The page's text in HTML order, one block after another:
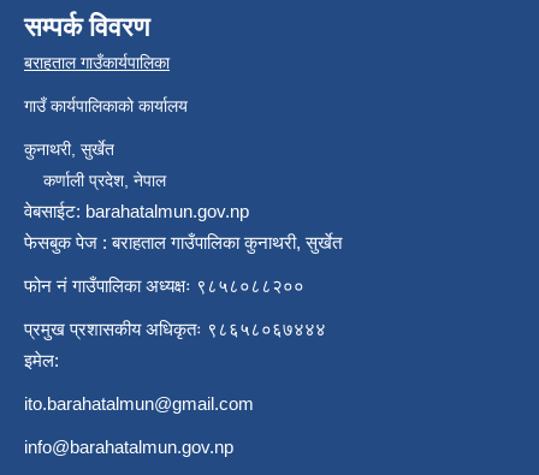
सम्पर्क विवरण
बराहताल गाउँकार्यपालिका
गाउँ कार्यपालिकाको कार्यालय
कुनाथरी, सुर्खेत
कर्णाली प्रदेश, नेपाल
वेबसाईट: barahatalmun.gov.np
फेसबुक पेज : बराहताल गाउँपालिका कुनाथरी, सुर्खेत
फोन नं गाउँपालिका अध्यक्षः ९८५८०८८२००
प्रमुख प्रशासकीय अधिकृतः ९८६५८०६७४४४
इमेल:
ito.barahatalmun@gmail.com
info@barahatalmun.gov.np